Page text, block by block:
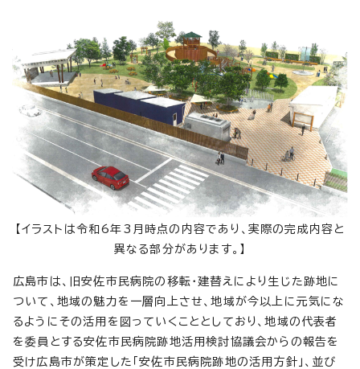
【イラストは令和6年3月時点の内容であり、実際の完成内容と
異なる部分があります。】
広島市は、旧安佐市民病院の移転・建替えにより生じた跡地に
ついて、地域の魅力を一層向上させ、地域が今以上に元気にな
るようにその活用を図っていくこととしており、地域の代表者
を委員とする安佐市民病院跡地活用検討協議会からの報告を
受け広島市が策定した「安佐市民病院跡地の活用方針」、並び